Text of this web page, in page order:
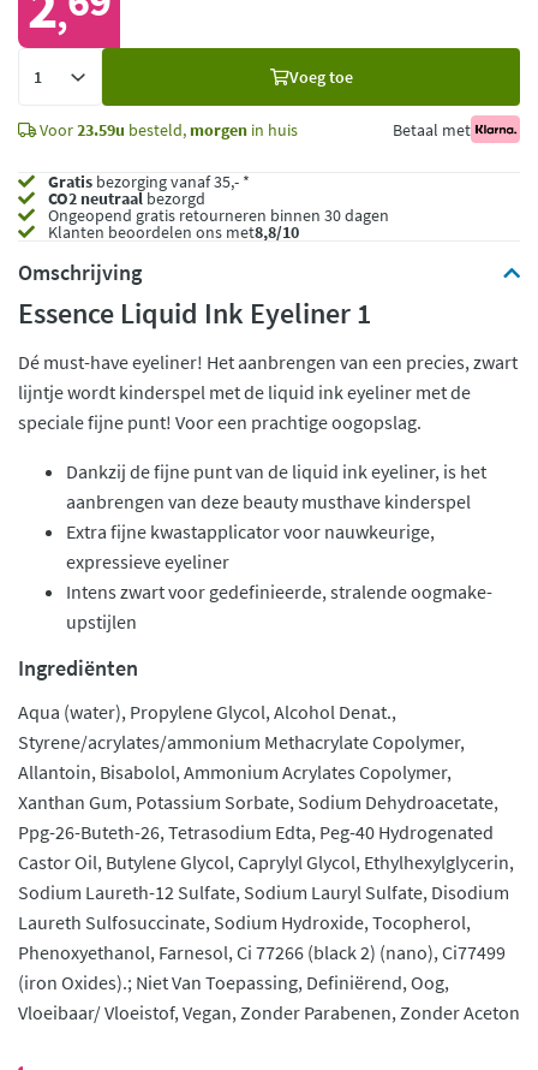
,
Voeg toe
Voor23.59u besteld, morgen in huis Betaal met
Gratis bezorging vanaf 35,- *
CO2 neutraalbezorgd
Ongeopend gratis retourneren binnen 30 dagen
Klanten beoordelen ons met8,8/10
Omschrijving
Essence Liquid Ink Eyeliner 1
Dé must-have eyeliner! Het aanbrengen van een precies, zwart
lijntje wordt kinderspel met de liquid ink eyeliner met de
speciale fijne punt! Voor een prachtige oogopslag.
Dankzij de fijne punt van de liquid ink eyeliner, is het
aanbrengen van deze beauty musthave kinderspel
Extra fijne kwastapplicator voor nauwkeurige,
expressieve eyeliner
Intens zwart voor gedefinieerde, stralende oogmake-
upstijlen
Ingrediënten
Aqua (water), Propylene Glycol, Alcohol Denat.,
Styrene/acrylates/ammonium Methacrylate Copolymer,
Allantoin, Bisabolol, Ammonium Acrylates Copolymer,
Xanthan Gum, Potassium Sorbate, Sodium Dehydroacetate,
Ppg-26-Buteth-26, Tetrasodium Edta, Peg-40 Hydrogenated
Castor Oil, Butylene Glycol, Caprylyl Glycol, Ethylhexylglycerin,
Sodium Laureth-12 Sulfate, Sodium Lauryl Sulfate, Disodium
Laureth Sulfosuccinate, Sodium Hydroxide, Tocopherol,
Phenoxyethanol, Farnesol, Ci 77266 (black 2) (nano), Ci77499
(iron Oxides).; Niet Van Toepassing, Definiërend, Oog,
Vloeibaar/ Vloeistof, Vegan, Zonder Parabenen, Zonder Aceton